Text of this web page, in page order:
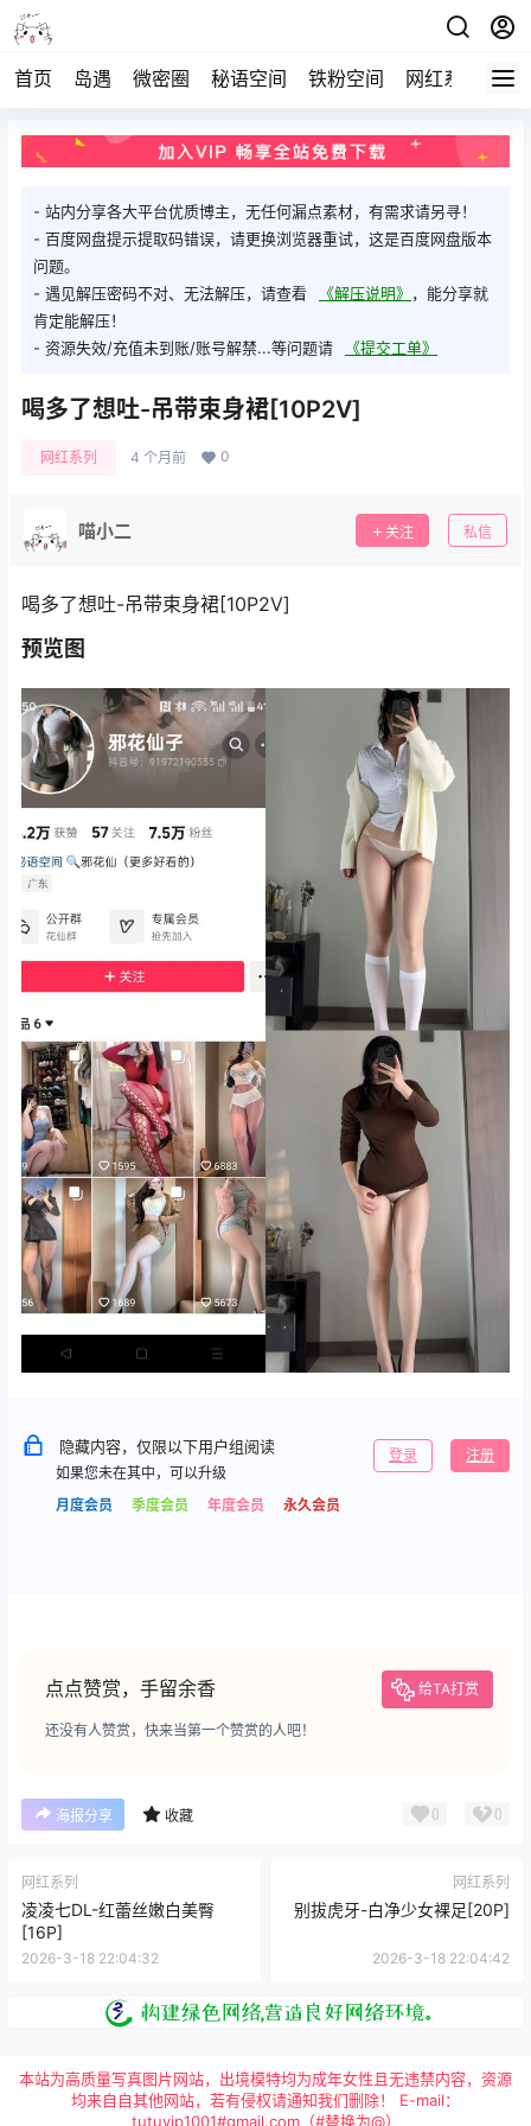
首页 岛遇 微密圈 秘语空间 铁粉空间 网红系列 打
- 站内分享各大平台优质博主，无任何漏点素材，有需求请另寻！
- 百度网盘提示提取码错误，请更换浏览器重试，这是百度网盘版本
问题。
- 遇见解压密码不对、无法解压，请查看
《解压说明》 ，能分享就
肯定能解压！
- 资源失效/充值未到账/账号解禁...等问题请
《提交工单》
喝多了想吐-吊带束身裙[10P2V]
网红系列 4 个月前 0
喵小二 关注 私信
喝多了想吐-吊带束身裙[10P2V]
预览图
隐藏内容，仅限以下用户组阅读
如果您未在其中，可以升级
月度会员
季度会员 年度会员 永久会员
登录 注册
点点赞赏，手留余香 给TA打赏
还没有人赞赏，快来当第一个赞赏的人吧！
海报分享 收藏 0 0
网红系列
凌凌七DL-红蕾丝嫩白美臀
[16P]
2026-3-18 22:04:32
网红系列
别拔虎牙-白净少女裸足[20P]
2026-3-18 22:04:42
本站为高质量写真图片网站，出境模特均为成年女性且无违禁内容，资源
均来自自其他网站，若有侵权请通知我们删除！ E-mail：
tutuvip1001#gmail.com（#替换为@）